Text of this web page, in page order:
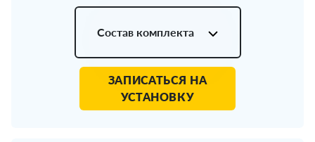
Состав комплекта
ЗАПИСАТЬСЯ НА
УСТАНОВКУ